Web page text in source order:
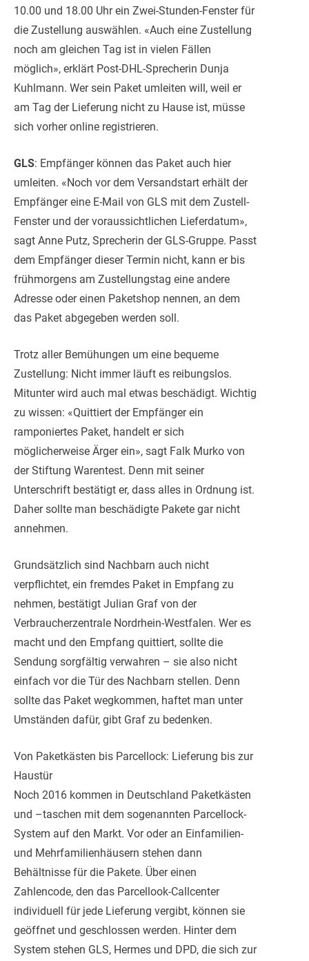
10.00 und 18.00 Uhr ein Zwei-Stunden-Fenster für
die Zustellung auswählen. «Auch eine Zustellung
noch am gleichen Tag ist in vielen Fällen
möglich», erklärt Post-DHL-Sprecherin Dunja
Kuhlmann. Wer sein Paket umleiten will, weil er
am Tag der Lieferung nicht zu Hause ist, müsse
sich vorher online registrieren.
GLS: Empfänger können das Paket auch hier
umleiten. «Noch vor dem Versandstart erhält der
Empfänger eine E-Mail von GLS mit dem Zustell-
Fenster und der voraussichtlichen Lieferdatum»,
sagt Anne Putz, Sprecherin der GLS-Gruppe. Passt
dem Empfänger dieser Termin nicht, kann er bis
frühmorgens am Zustellungstag eine andere
Adresse oder einen Paketshop nennen, an dem
das Paket abgegeben werden soll.
Trotz aller Bemühungen um eine bequeme
Zustellung: Nicht immer läuft es reibungslos.
Mitunter wird auch mal etwas beschädigt. Wichtig
zu wissen: «Quittiert der Empfänger ein
ramponiertes Paket, handelt er sich
möglicherweise Ärger ein», sagt Falk Murko von
der Stiftung Warentest. Denn mit seiner
Unterschrift bestätigt er, dass alles in Ordnung ist.
Daher sollte man beschädigte Pakete gar nicht
annehmen.
Grundsätzlich sind Nachbarn auch nicht
verpflichtet, ein fremdes Paket in Empfang zu
nehmen, bestätigt Julian Graf von der
Verbraucherzentrale Nordrhein-Westfalen. Wer es
macht und den Empfang quittiert, sollte die
Sendung sorgfältig verwahren – sie also nicht
einfach vor die Tür des Nachbarn stellen. Denn
sollte das Paket wegkommen, haftet man unter
Umständen dafür, gibt Graf zu bedenken.
Von Paketkästen bis Parcellock: Lieferung bis zur
Haustür
Noch 2016 kommen in Deutschland Paketkästen
und –taschen mit dem sogenannten Parcellock-
System auf den Markt. Vor oder an Einfamilien-
und Mehrfamilienhäusern stehen dann
Behältnisse für die Pakete. Über einen
Zahlencode, den das Parcellook-Callcenter
individuell für jede Lieferung vergibt, können sie
geöffnet und geschlossen werden. Hinter dem
System stehen GLS, Hermes und DPD, die sich zur